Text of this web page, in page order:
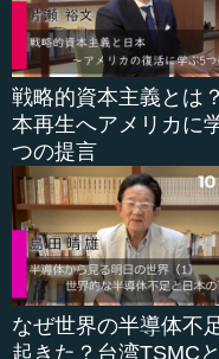
次に中東方面、特に今
脅威について明確化す
年の国家安全保障戦略
は、情勢認識は格段に
立したイランの核開発
大きく変化する可能性
確かにオバマ政権の思
スト支援を同時に中止
される方向に進みます
や、あるいはＩＡＥＡ
ついては、さまざま不
戦略的資本主義とは
本再生へアメリカに
つの提言
なぜ世界の半導体不
起きた？台湾TSMC